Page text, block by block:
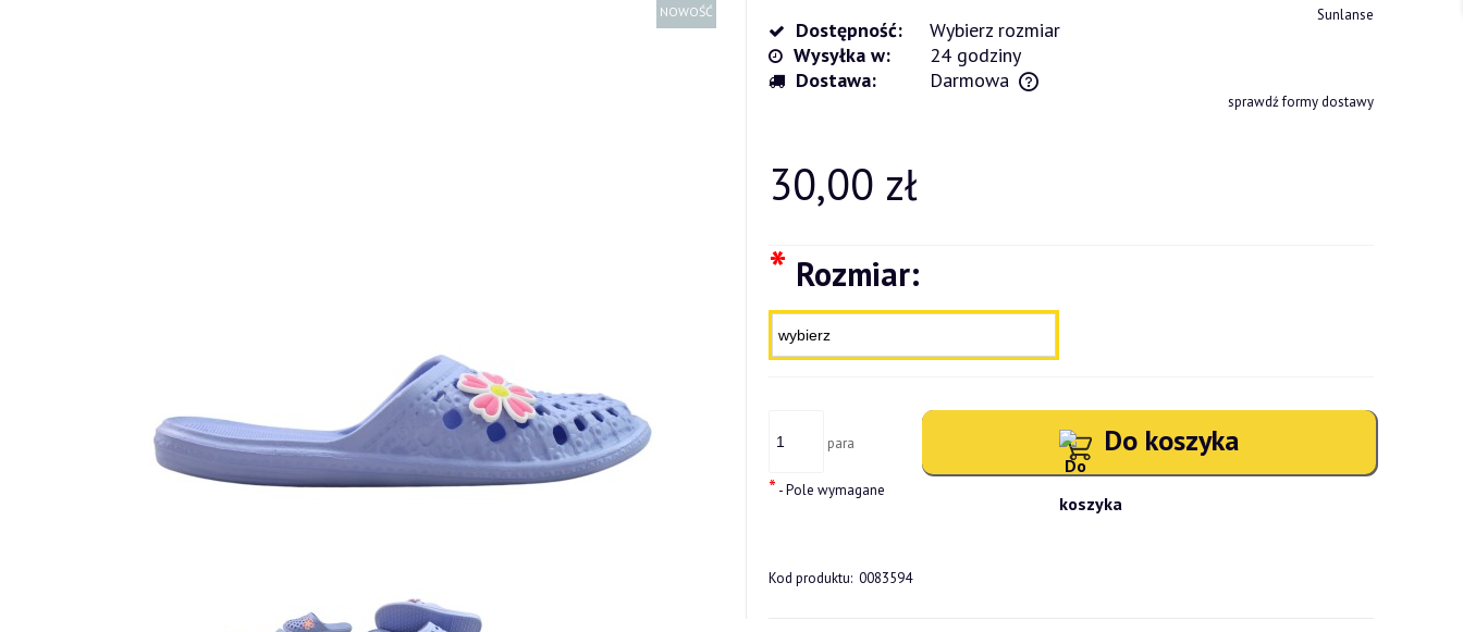
NOWOŚĆ
Dostępność:
Wybierz rozmiar
Wysyłka w:
24 godziny
Dostawa:
Darmowa
sprawdź formy dostawy
30,00 zł
* Rozmiar:
para Do koszyka
* - Pole wymagane
Sunlanse
Kod produktu: 0083594